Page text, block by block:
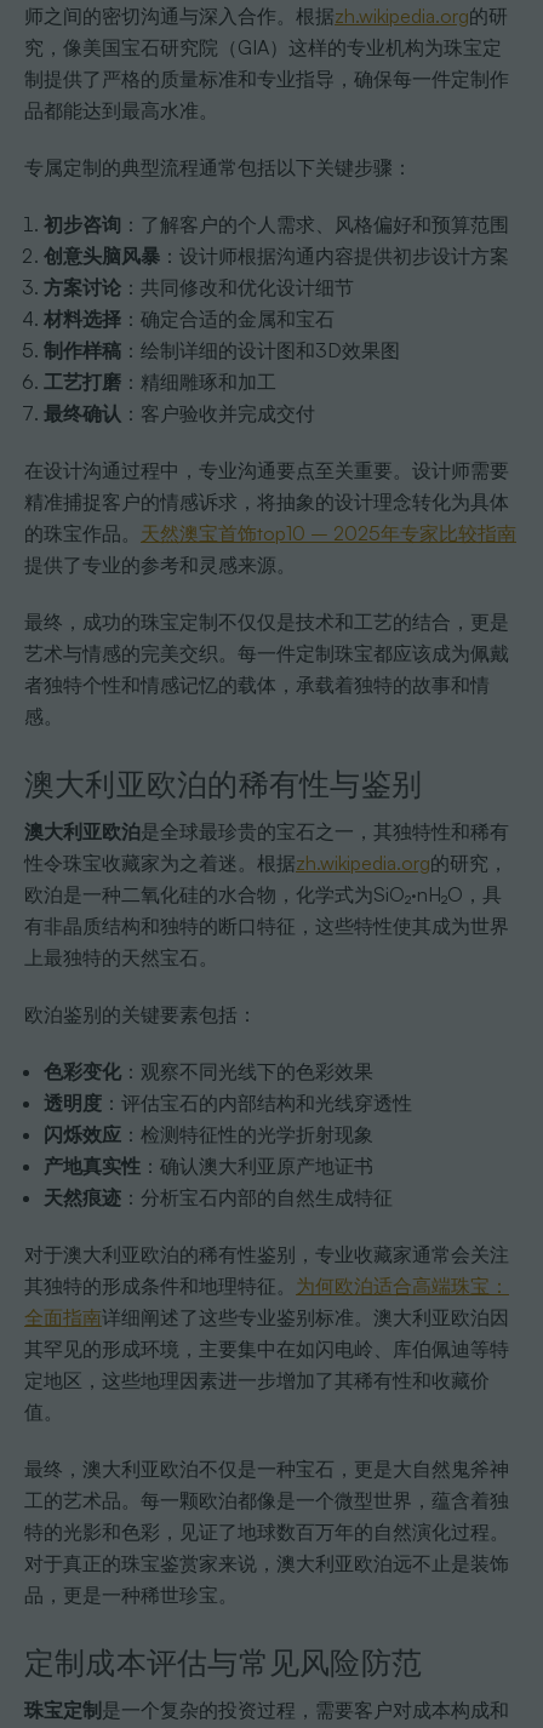
师之间的密切沟通与深入合作。根据zh.wikipedia.org的研
究，像美国宝石研究院（GIA）这样的专业机构为珠宝定
制提供了严格的质量标准和专业指导，确保每一件定制作
品都能达到最高水准。
专属定制的典型流程通常包括以下关键步骤：
初步咨询 ：了解客户的个人需求、风格偏好和预算范围
创意头脑风暴 ：设计师根据沟通内容提供初步设计方案
方案讨论 ：共同修改和优化设计细节
材料选择 ：确定合适的金属和宝石
制作样稿 ：绘制详细的设计图和3D效果图
工艺打磨 ：精细雕琢和加工
最终确认 ：客户验收并完成交付
在设计沟通过程中，专业沟通要点至关重要。设计师需要
精准捕捉客户的情感诉求，将抽象的设计理念转化为具体
的珠宝作品。 天然澳宝首饰top10 – 2025年专家比较指南
提供了专业的参考和灵感来源。
最终，成功的珠宝定制不仅仅是技术和工艺的结合，更是
艺术与情感的完美交织。每一件定制珠宝都应该成为佩戴
者独特个性和情感记忆的载体，承载着独特的故事和情
感。
澳大利亚欧泊的稀有性与鉴别
澳大利亚欧泊是全球最珍贵的宝石之一，其独特性和稀有
性令珠宝收藏家为之着迷。根据zh.wikipedia.org的研究，
欧泊是一种二氧化硅的水合物，化学式为SiO₂·nH₂O，具
有非晶质结构和独特的断口特征，这些特性使其成为世界
上最独特的天然宝石。
欧泊鉴别的关键要素包括：
色彩变化 ：观察不同光线下的色彩效果
透明度 ：评估宝石的内部结构和光线穿透性
闪烁效应 ：检测特征性的光学折射现象
产地真实性 ：确认澳大利亚原产地证书
天然痕迹 ：分析宝石内部的自然生成特征
对于澳大利亚欧泊的稀有性鉴别，专业收藏家通常会关注
其独特的形成条件和地理特征。 为何欧泊适合高端珠宝：
全面指南详细阐述了这些专业鉴别标准。澳大利亚欧泊因
其罕见的形成环境，主要集中在如闪电岭、库伯佩迪等特
定地区，这些地理因素进一步增加了其稀有性和收藏价
值。
最终，澳大利亚欧泊不仅是一种宝石，更是大自然鬼斧神
工的艺术品。每一颗欧泊都像是一个微型世界，蕴含着独
特的光影和色彩，见证了地球数百万年的自然演化过程。
对于真正的珠宝鉴赏家来说，澳大利亚欧泊远不止是装饰
品，更是一种稀世珍宝。
定制成本评估与常见风险防范
珠宝定制 是一个复杂的投资过程，需要客户对成本构成和